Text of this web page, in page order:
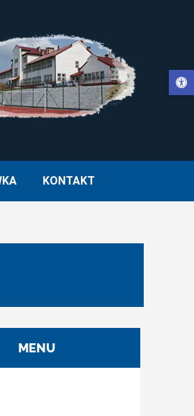
Otwórz pasek narzędzi
KONTAKT
MENU